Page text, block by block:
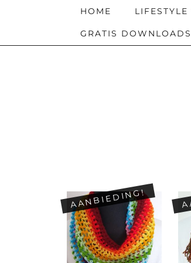
HOME
GRATIS
AANBIEDING!